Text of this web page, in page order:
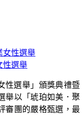
性選舉
性選舉」頒獎典禮暨
舉以「琥珀如美．聚
審團的嚴格甄選，最